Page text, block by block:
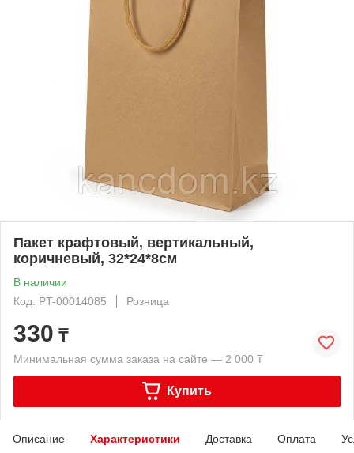
Пакет крафтовый, вертикальный,
коричневый, 32*24*8см
В наличии
Код: PT-00014085
Розница
330 ₸
Минимальная сумма заказа на сайте — 2 000 ₸
Купить
Описание Характеристики Доставка Оплата